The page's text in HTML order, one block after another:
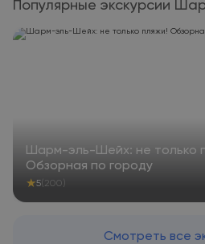
Популярные экскурсии
Шарм-эль-Шейх: не только
Обзорная по городу
★5 (200)
Смотреть все